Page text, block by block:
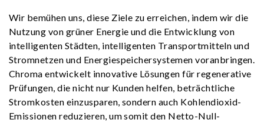
Wir bemühen uns, diese Ziele zu erreichen, indem wir die
Nutzung von grüner Energie und die Entwicklung von
intelligenten Städten, intelligenten Transportmitteln und
Stromnetzen und Energiespeichersystemen voranbringen.
Chroma entwickelt innovative Lösungen für regenerative
Prüfungen, die nicht nur Kunden helfen, beträchtliche
Stromkosten einzusparen, sondern auch Kohlendioxid-
Emissionen reduzieren, um somit den Netto-Null-